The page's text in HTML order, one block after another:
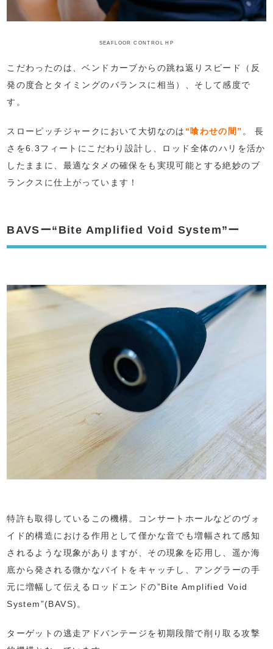
SEAFLOOR CONTROL HP
こだわったのは、ベンドカーブからの跳ね返りスピード（反
発の度合とタイミングのバランスに相当）、そして感度で
す。
スローピッチジャークにおいて大切なのは “喰わせの間” 。 長
さを6.3フィートにこだわり設計し、ロッド全体のハリを活か
したままに、最適なタメの確保をも実現可能とする絶妙のブ
ランクスに仕上がっています！
BAVSー“Bite Amplified Void System”ー
特許も取得しているこの機構。コンサートホールなどのヴォ
イド的構造における作用として僅かな音でも増幅されて感知
されるような現象がありますが、その現象を応用し、遥か海
底から発される微かなバイトをキャッチし、アングラーの手
元に増幅して伝えるロッドエンドの”Bite Amplified Void
System”(BAVS)。
ターゲットの逃走アドバンテージを初期段階で削り取る攻撃